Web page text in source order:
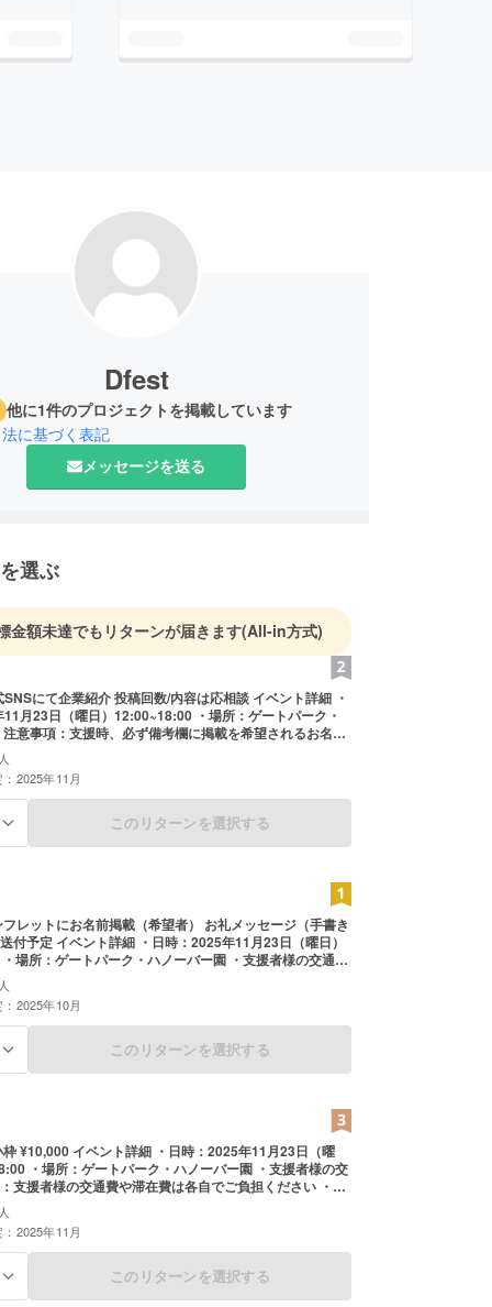
Dfest
他に1件のプロジェクトを掲載しています
に基づく表記
メッセージを送る
選ぶ
金額未達でもリターンが届きます(All-in方式)
（曜日）12:00~18:00 ・場所：ゲートパーク・
さい ・ロゴやバナーなどの画像の受け渡しにつ
ジェクト終了後にお送り するメールをご確認くださ
2025年11月
このリターンを選択する
2025年11月23日（曜日）
様の交通費や滞在費は各自でご負担ください ・注意事
ンフレットにお名前掲載を希望される方は備考欄に掲載
名前をご記入ください
2025年10月
このリターンを選択する
支援者様の交
支援者様の交通費や滞在費は各自でご負担ください ・注
、必ず備考欄に掲載を希望されるお名前をご記入くださ
メールをご確認ください。
2025年11月
このリターンを選択する